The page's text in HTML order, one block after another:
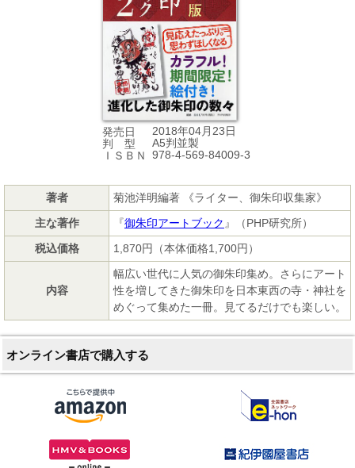
発売日
2018年04月23日
判 型
A5判並製
ＩＳＢＮ
978-4-569-84009-3
著者
菊池洋明編著 《ライター、御朱印収集家》
主な著作
『御朱印アートブック 』（PHP研究所）
税込価格
1,870円（本体価格1,700円）
内容
幅広い世代に人気の御朱印集め。さらにアート
性を増してきた御朱印を日本東西の寺・神社を
めぐって集めた一冊。見てるだけでも楽しい。
オンライン書店で購入する